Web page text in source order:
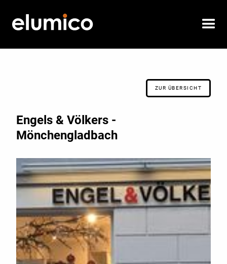
ZUR ÜBERSICHT
Engels & Völkers -
Mönchengladbach